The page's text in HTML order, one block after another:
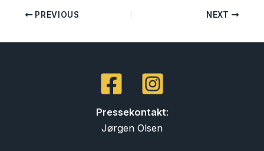
PREVIOUS NEXT
Pressekontakt:
Jørgen Olsen